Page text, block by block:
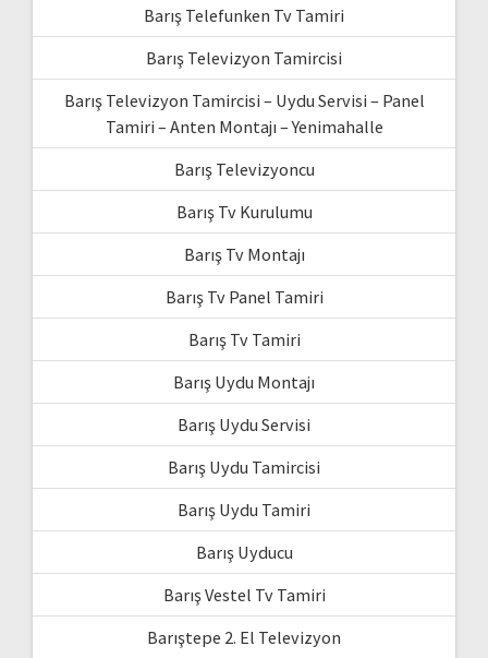
Barış Telefunken Tv Tamiri
Barış Televizyon Tamircisi
Barış Televizyon Tamircisi – Uydu Servisi – Panel
Tamiri – Anten Montajı – Yenimahalle
Barış Televizyoncu
Barış Tv Kurulumu
Barış Tv Montajı
Barış Tv Panel Tamiri
Barış Tv Tamiri
Barış Uydu Montajı
Barış Uydu Servisi
Barış Uydu Tamircisi
Barış Uydu Tamiri
Barış Uyducu
Barış Vestel Tv Tamiri
Barıştepe 2. El Televizyon